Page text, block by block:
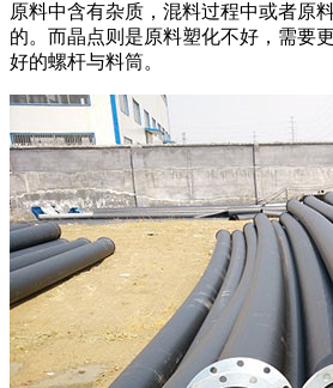
原料中含有杂质，混料过程中或者原
的。而晶点则是原料塑化不好，需要
好的螺杆与料筒。